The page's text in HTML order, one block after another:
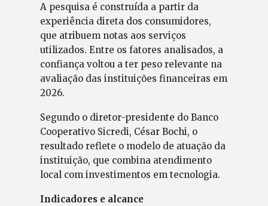
A pesquisa é construída a partir da
experiência direta dos consumidores,
que atribuem notas aos serviços
utilizados. Entre os fatores analisados, a
confiança voltou a ter peso relevante na
avaliação das instituições financeiras em
2026.
Segundo o diretor-presidente do Banco
Cooperativo Sicredi, César Bochi, o
resultado reflete o modelo de atuação da
instituição, que combina atendimento
local com investimentos em tecnologia.
Indicadores e alcance